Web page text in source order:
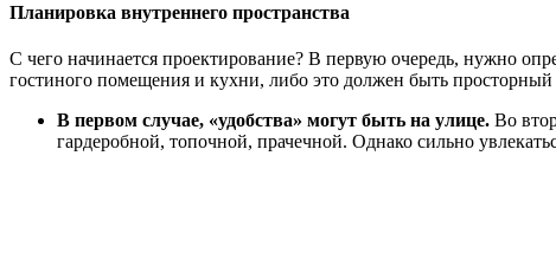
Планировка внутреннего пространства
С чего начинается проектирование? В первую очередь, нужно
гостиного помещения и кухни, либо это должен быть
В первом случае, «удобства» могут быть на улице. Во
гардеробной, топочной, прачечной. Однако сильно